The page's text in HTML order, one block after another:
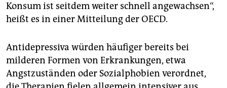
Konsum ist seitdem weiter schnell angewachsen“,
heißt es in einer Mitteilung der OECD.
Antidepressiva würden häufiger bereits bei
milderen Formen von Erkrankungen, etwa
Angstzuständen oder Sozialphobien verordnet,